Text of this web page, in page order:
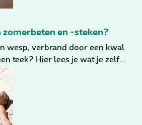
zomerbeten en -steken?
wesp, verbrand door een kwal
teek? Hier lees je wat je zelf
te verlichten en wanneer
hulp zoekt. Steken en beten
Ze kunnen jeuk veroorzaken,
het ergste geval een